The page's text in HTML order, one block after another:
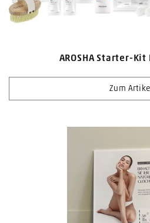
AROSHA Starter-
Zum